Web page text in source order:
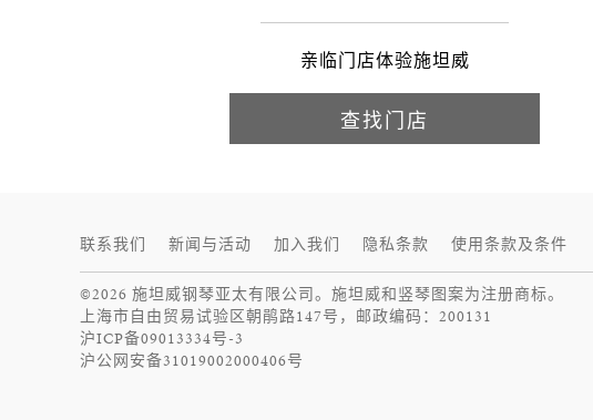
亲临门店体验施坦威
查找门店
联系我们 新闻与活动 加入我们 隐私条款 使用条款及条件
©2026 施坦威钢琴亚太有限公司。施坦威和竖琴图案为注册商标。
上海市自由贸易试验区朝鹃路147号，邮政编码：200131
沪ICP备09013334号-3
沪公网安备31019002000406号